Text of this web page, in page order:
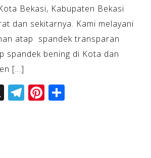
Bekasi, Kabupaten Bekasi
dan sekitarnya. Kami melayani
atap spandek transparan
spandek bening di Kota dan
[…]
X T Pi S